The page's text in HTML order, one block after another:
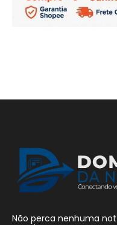
Não perca nenhuma